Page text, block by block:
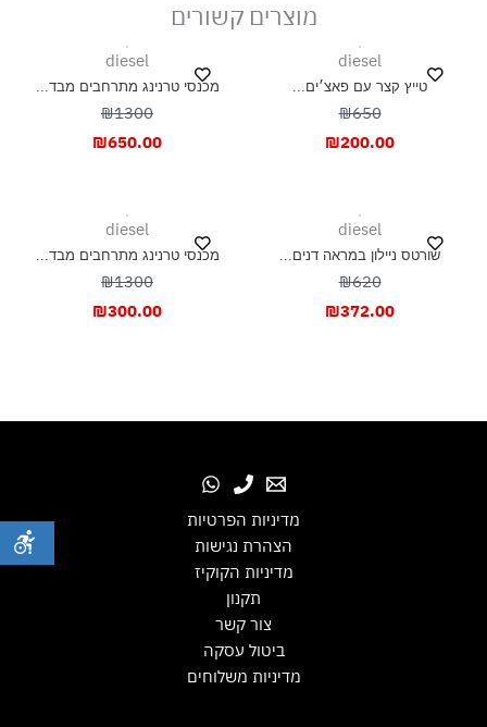
מוצרים קשורים
diesel
טייץ קצר עם פאצ׳ים...
₪650
₪200.00
diesel
מכנסי טרנינג מתרחבים מבד...
₪1300
₪650.00
diesel
שורטס ניילון במראה דנים...
₪620
₪372.00
diesel
מכנסי טרנינג מתרחבים מבד...
₪1300
₪300.00
מדיניות הפרטיות
הצהרת נגישות
מדיניות הקוקיז
תקנון
צור קשר
ביטול עסקה
מדיניות משלוחים